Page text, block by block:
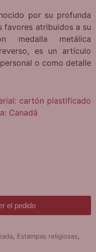
por su profunda
favores atribuidos a su
medalla metálica
es un artículo
o como detalle
cartón plastificado
Canadá
el pedido
Estampas religiosas